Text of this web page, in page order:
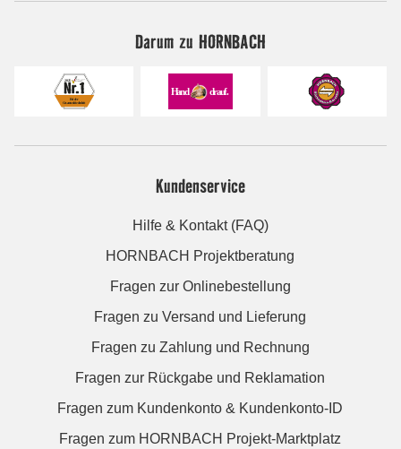
Darum zu HORNBACH
Kundenservice
Hilfe & Kontakt (FAQ)
HORNBACH Projektberatung
Fragen zur Onlinebestellung
Fragen zu Versand und Lieferung
Fragen zu Zahlung und Rechnung
Fragen zur Rückgabe und Reklamation
Fragen zum Kundenkonto & Kundenkonto-ID
Fragen zum HORNBACH Projekt-Marktplatz